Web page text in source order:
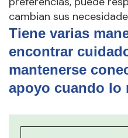
cambian sus
Tiene varias
encontrar
mantenerse
apoyo cuando lo